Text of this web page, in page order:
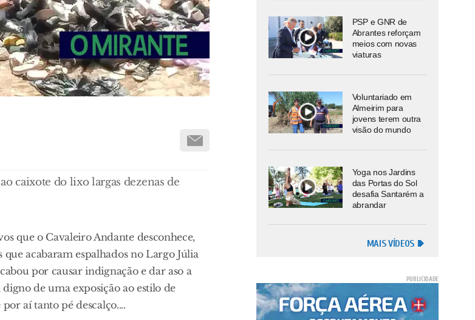
caixote do lixo largas dezenas de
que o Cavaleiro Andante desconhece,
acabaram espalhados no Largo Júlia
por causar indignação e dar aso a
de uma exposição ao estilo de
aí tanto pé descalço....
PSP e GNR de
Abrantes reforçam
meios com novas
viaturas
Voluntariado em
Almeirim para
jovens terem outra
visão do mundo
Yoga nos Jardins
das Portas do Sol
desafia Santarém a
abrandar
MAIS VÍDEOS